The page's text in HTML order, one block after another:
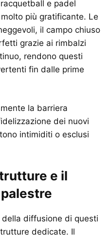
e padel
più gratificante. Le
il campo chiuso
grazie ai rimbalzi
rendono questi
fin dalle prime
la barriera
dei nuovi
intimiditi o esclusi
e il
diffusione di questi
dedicate. Il